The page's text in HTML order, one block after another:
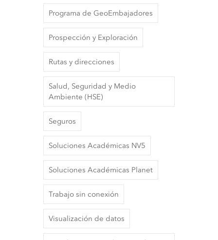
Programa de GeoEmbajadores
Prospección y Exploración
Rutas y direcciones
Salud, Seguridad y Medio
Ambiente (HSE)
Seguros
Soluciones Académicas NV5
Soluciones Académicas Planet
Trabajo sin conexión
Visualización de datos